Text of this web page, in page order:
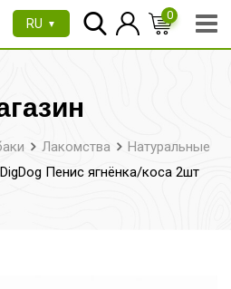
RU ▼
0
Лакомства
Натуральные
DigDog Пенис ягнёнка/коса 2шт